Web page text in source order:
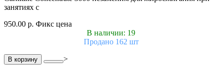
занятиях с
950.00 р. Фикс цена
В наличии: 19
Продано 162 шт
В корзину >